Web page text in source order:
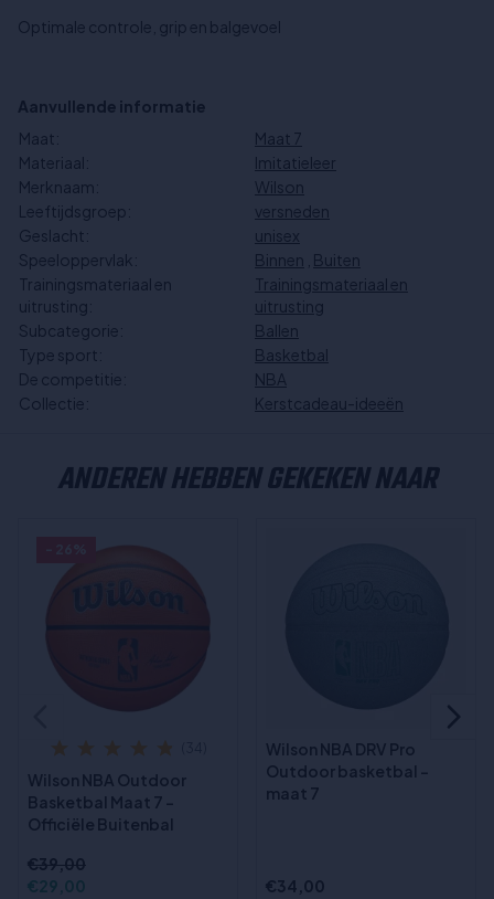
Optimale controle, grip en balgevoel
Aanvullende informatie
Maat:
Maat 7
Materiaal:
Imitatieleer
Merknaam:
Wilson
Leeftijdsgroep:
versneden
Geslacht:
unisex
Speeloppervlak:
Binnen Buiten
Trainingsmateriaal en
uitrusting:
Trainingsmateriaal en
uitrusting
Subcategorie:
Ballen
Type sport:
Basketbal
De competitie:
NBA
Collectie:
Kerstcadeau-ideeën
ANDEREN HEBBEN GEKEKEN NAAR
Wilson NBA Outdoor
Basketbal Maat 7 –
Officiële Buitenbal
€39,00
€29,00
Wilson NBA DRV Pro
Outdoor basketbal -
maat 7
€34,00